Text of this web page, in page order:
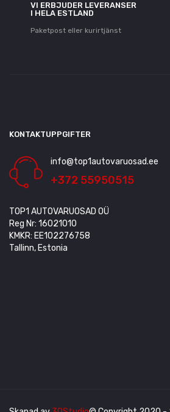
VI ERBJUDER LEVERANSER
I HELA ESTLAND
Paketpost eller kurirtjänst
KONTAKTUPPGIFTER
info@top1autovaruosad.ee
+372 55950515
TOP1 AUTOVARUOSAD OÜ
Reg Nr: 16021010
KMKR: EE102276758
Tallinn, Estonia